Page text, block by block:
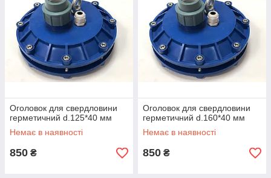
Оголовок для свердловини
герметичний d.125*40 мм
Немає в наявності
850 ₴
Оголовок для свердловини
герметичний d.160*40 мм
Немає в наявності
850 ₴